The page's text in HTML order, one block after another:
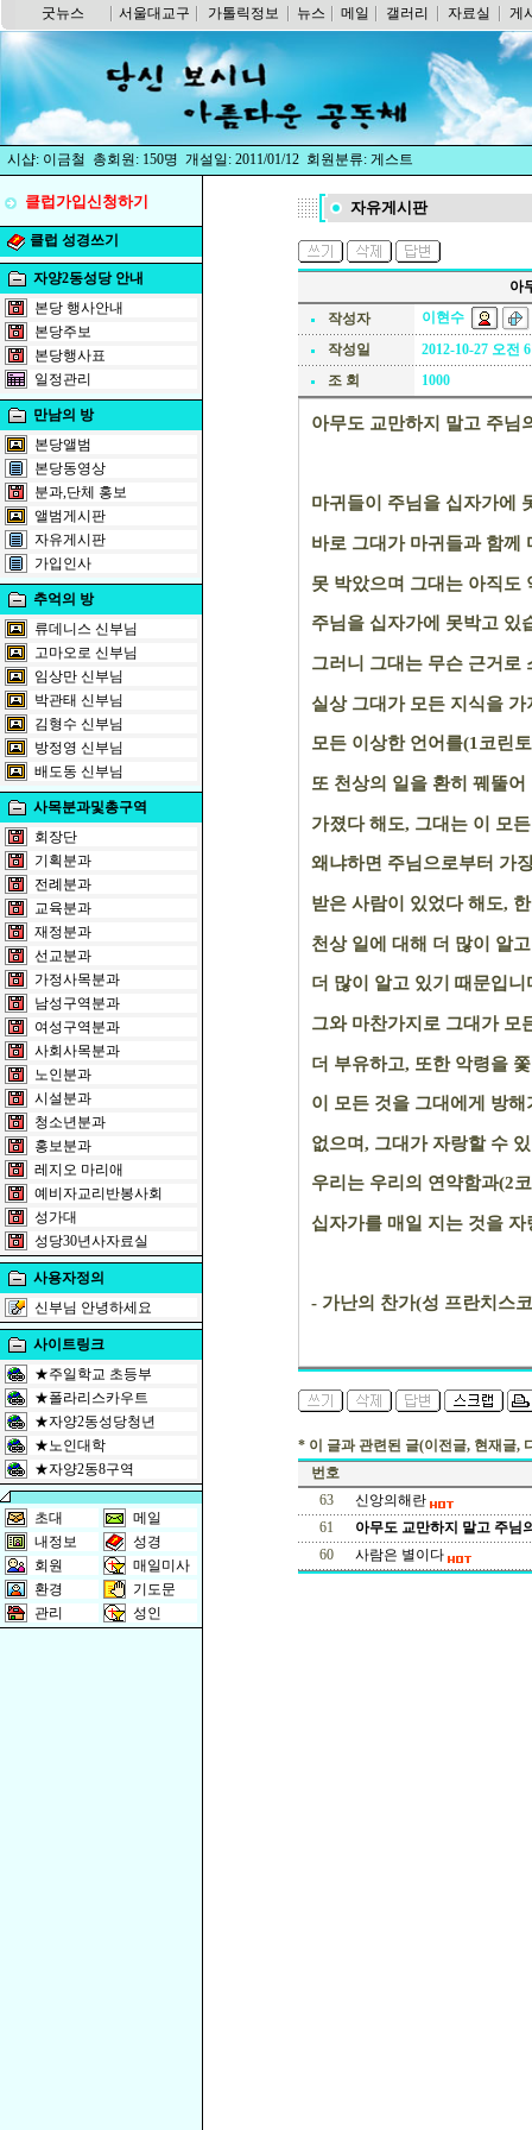
굿뉴스 서울대교구 가톨릭정보 뉴스 메일 갤러리 자료실 게
시샵: 이금철 총회원: 150명 개설일: 2011/01/12 회원분류: 게스트
클럽가입신청하기
클럽 성경쓰기
자양2동성당 안내
본당 행사안내
본당주보
본당행사표
일정관리
만남의 방
본당앨범
본당동영상
분과,단체 홍보
앨범게시판
자유게시판
가입인사
추억의 방
류데니스 신부님
고마오로 신부님
임상만 신부님
박관태 신부님
김형수 신부님
방정영 신부님
배도동 신부님
사목분과및총구역
회장단
기획분과
전례분과
교육분과
재정분과
선교분과
가정사목분과
남성구역분과
여성구역분과
사회사목분과
노인분과
시설분과
청소년분과
홍보분과
레지오 마리애
예비자교리반봉사회
성가대
성당30년사자료실
사용자정의
신부님 안녕하세요
사이트링크
★주일학교 초등부
★폴라리스카우트
★자양2동성당청년
★노인대학
★자양2동8구역
초대
메일
내정보
성경
회원
매일미사
환경
기도문
관리
성인
자유게시판
아
작성자
이현수
작성일
2012-10-27 오전
조 회
1000
아무도 교만하지 말고 주님
마귀들이 주님을 십자가에
바로 그대가 마귀들과 함께
못 박았으며 그대는 아직도
주님을 십자가에 못박고 있
그러니 그대는 무슨 근거로
실상 그대가 모든 지식을
모든 이상한 언어를(1코린
또 천상의 일을 환히 꿰뚤
가졌다 해도, 그대는 이 모
왜냐하면 주님으로부터 가
받은 사람이 있었다 해도,
천상 일에 대해 더 많이 알
더 많이 알고 있기 때문입니
그와 마찬가지로 그대가 모
더 부유하고, 또한 악령을
이 모든 것을 그대에게 방
없으며, 그대가 자랑할 수
우리는 우리의 연약함과(2
십자가를 매일 지는 것을
- 가난의 찬가(성 프란치스
* 이 글과 관련된 글(이전글, 현재글,
번호
63
신앙의해란
61
아무도 교만하지 말고 주님
60
사람은 별이다